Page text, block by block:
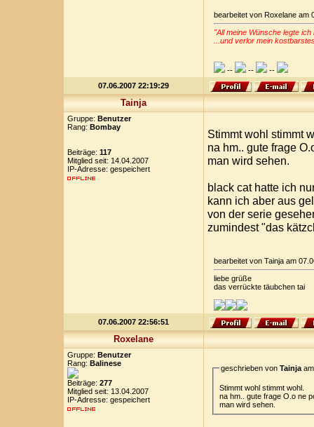
bearbeitet von Roxelane am
"All meine Wünsche legte
...und verlor mein
-- --
--
07.06.2007 22:19:29
Tainja
Gruppe: Benutzer
Rang: Bombay
Beiträge: 117
Mitglied seit: 14.04.2007
IP-Adresse: gespeichert
Stimmt wohl stimmt
na hm.. gute frage
man wird sehen.
black cat hatte ich
kann ich aber aus
von der serie
zumindest "das
bearbeitet von Tainja am
liebe grüße
das verrückte täubchen tai
07.06.2007 22:56:51
Roxelane
Gruppe: Benutzer
Rang: Balinese
Beiträge: 277
Mitglied seit: 13.04.2007
IP-Adresse: gespeichert
geschrieben vonTainja
Stimmt wohl stimmt wohl.
na hm.. gute frage O.o ne
man wird sehen.